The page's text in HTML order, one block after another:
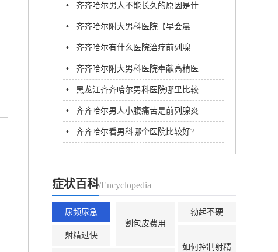
好?哪家男科医院好
• 齐齐哈尔男人不能长久的原因是什
么呢?
• 齐齐哈尔附大男科医院【早会晨
考】护理抢救知识考试
• 齐齐哈尔有什么医院治疗前列腺
炎?
• 齐齐哈尔附大男科医院奉献高精医
疗,解决男性疾病难题!
• 黑龙江齐齐哈尔男科医院哪里比较
好
• 齐齐哈尔男人小腹痛苦是前列腺炎
的概率多大?
• 齐齐哈尔看男科哪个医院比较好?
齐齐哈尔附大男科医院
症状百科/Encyclopedia
尿频尿急
割包皮费用
射精过快
勃起不硬
如何控制射精